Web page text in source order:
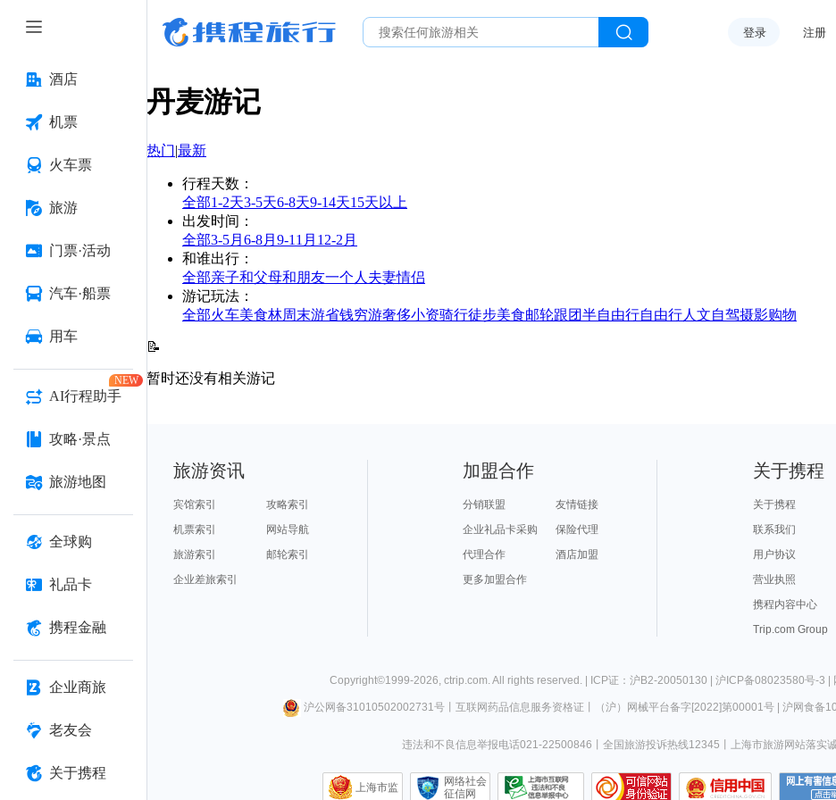
酒店
机票
火车票
旅游
门票·活动
汽车·船票
用车
AI行程助手
NEW
攻略·景点
旅游地图
全球购
礼品卡
携程金融
企业商旅
老友会
关于携程
登录 注册
丹麦游记
热门|最新
行程天数 ：
全部1-2天3-5天6-8天9-14天15天以上
出发时间 ：
全部3-5月 6-8月 9-11月 12-2月
和谁出行 ：
全部亲子和父母和朋友一个人 夫妻情侣
游记玩法 ：
全部火车美食林周末游省钱穷游奢侈小资骑行徒步美食邮轮跟团半自由行自由行人文自驾摄影购物
📝
暂时还没有相关游记
旅游资讯
宾馆索引
攻略索引
机票索引
网站导航
旅游索引
邮轮索引
企业差旅索引
加盟合作
分销联盟
友情链接
企业礼品卡采购
保险代理
代理合作
酒店加盟
更多加盟合作
关于携程
关于携程
联系我们
用户协议
营业执照
携程内容中心
Trip.com Group
Copyright©1999-2026, ctrip.com. All rights reserved. | ICP证：沪B2-20050130 | 沪ICP备08023580号-3 |
沪公网备31010502002731号丨 互联网药品信息服务资格证 （沪）网械平台备字[2022]第00001号| 沪网食备
违法和不良信息举报电话021-22500846 全国旅游投诉热线12345 上海市旅游网站落实
上海市监
网络社会
征信网